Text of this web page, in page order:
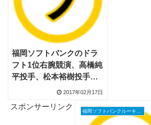
福岡ソフトバンクのドラ
フト1位右腕競演、高橋純
平投手、松本裕樹投手が2
回パーフェクト2017年02月17日
スポンサーリンク